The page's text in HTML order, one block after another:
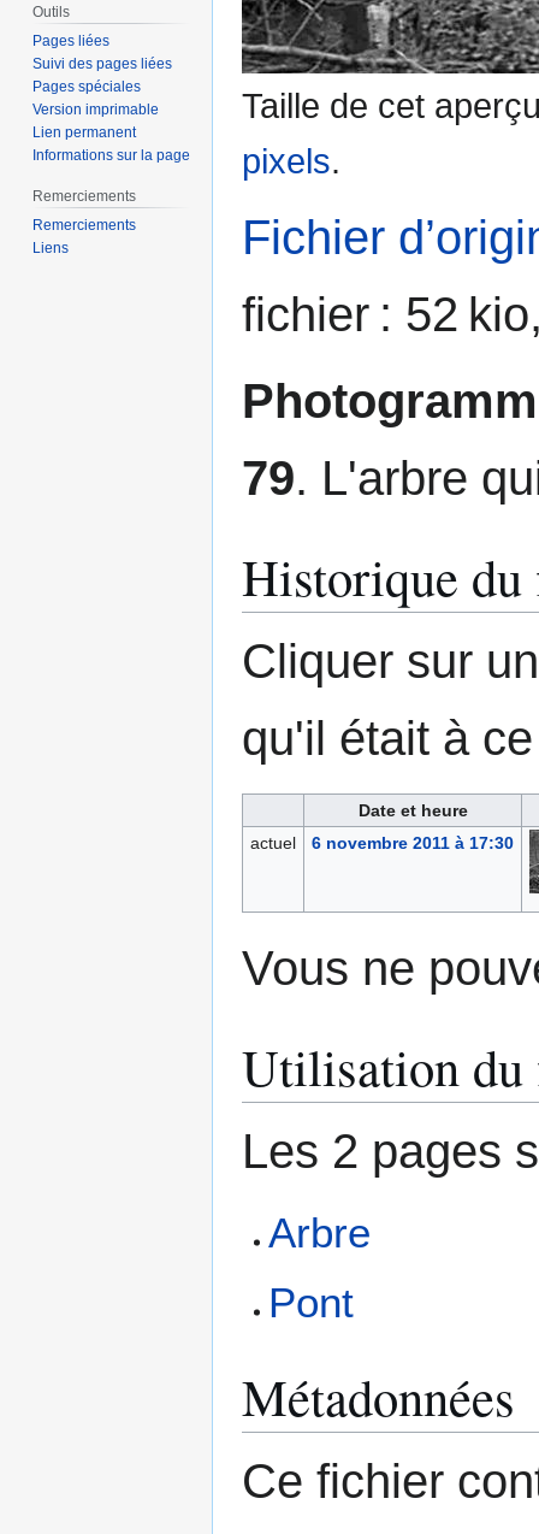
Taille de cet
pixels.
Fichier
fichier : 52
79. L'arbre
Historique
Cliquer sur
qu'il était à
Date et heure
actuel
6 novembre 2011 à 17:30
Vous ne
Utilisation du
Les 2 pages
Arbre
Pont
Métadonnées
Ce fichier
Outils
Pages liées
Suivi des pages liées
Pages spéciales
Version imprimable
Lien permanent
Informations sur la page
Remerciements
Remerciements
Liens